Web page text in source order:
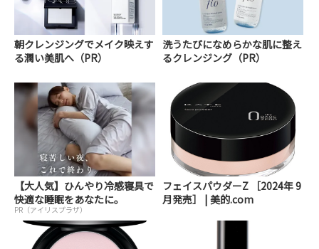
朝クレンジングでメイク映えす
る潤い美肌へ（PR）
洗うたびになめらかな肌に整え
るクレンジング（PR）
【大人気】ひんやり冷感寝具で
快適な睡眠をあなたに。
PR（アイリスプラザ）
フェイスパウダーZ ［2024年 9
月発売］ | 美的.com